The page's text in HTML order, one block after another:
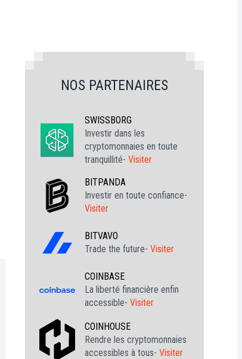
NOS PARTENAIRES
SWISSBORG
Investir dans les
cryptomonnaies en toute
tranquillité- Visiter
BITPANDA
Investir en toute confiance-
Visiter
BITVAVO
Trade the future- Visiter
COINBASE
La liberté financière enfin
accessible- Visiter
COINHOUSE
Rendre les cryptomonnaies
accessibles à tous- Visiter